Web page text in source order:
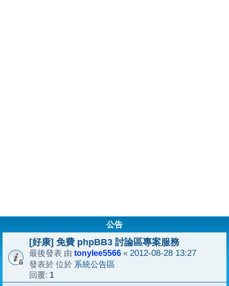
公告
[好康] 免費 phpBB3 討論區專案服務
最後發表 由 tonylee5566 « 2012-08-28 13:27
發表於 位於 系統公告區
回覆: 1